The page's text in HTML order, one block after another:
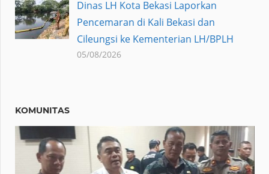
Dinas LH Kota Bekasi Laporkan
Pencemaran di Kali Bekasi dan
Cileungsi ke Kementerian LH/BPLH
05/08/2026
KOMUNITAS